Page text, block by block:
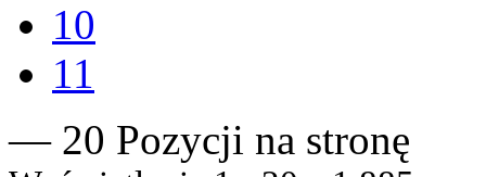
10
11
— 20 Pozycji na stronę